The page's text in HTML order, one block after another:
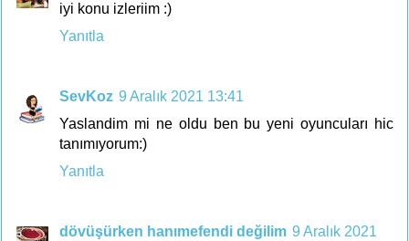
iyi konu izleriim :)
Yanıtla
SevKoz 9 Aralık 2021 13:41
Yaslandim mi ne oldu ben bu yeni oyuncuları hic
tanımıyorum:)
Yanıtla
dövüşürken hanımefendi değilim 9 Aralık 2021